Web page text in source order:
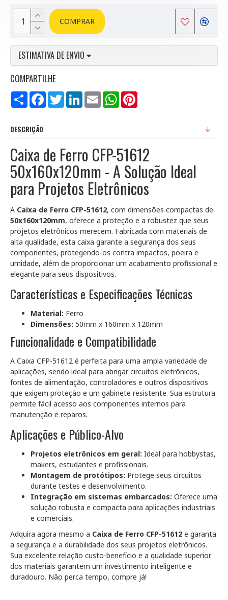
COMPRAR
ESTIMATIVA DE ENVIO
COMPARTILHE
Compartilhar
FacebookTwitterLinkedInEmail WhatsApp
DESCRIÇÃO
Caixa de Ferro CFP-51612
50x160x120mm - A Solução Ideal
para Projetos Eletrônicos
A Caixa de Ferro CFP-51612, com dimensões compactas de
50x160x120mm, oferece a proteção e a robustez que seus
projetos eletrônicos merecem. Fabricada com materiais de
alta qualidade, esta caixa garante a segurança dos seus
componentes, protegendo-os contra impactos, poeira e
umidade, além de proporcionar um acabamento profissional e
elegante para seus dispositivos.
Características e Especificações Técnicas
Material: Ferro
Dimensões: 50mm x 160mm x 120mm
Funcionalidade e Compatibilidade
A Caixa CFP-51612 é perfeita para uma ampla variedade de
aplicações, sendo ideal para abrigar circuitos eletrônicos,
fontes de alimentação, controladores e outros dispositivos
que exigem proteção e um gabinete resistente. Sua estrutura
permite fácil acesso aos componentes internos para
manutenção e reparos.
Aplicações e Público-Alvo
Projetos eletrônicos em geral: Ideal para hobbystas,
makers, estudantes e profissionais.
Montagem de protótipos: Protege seus circuitos
durante testes e desenvolvimento.
Integração em sistemas embarcados: Oferece uma
solução robusta e compacta para aplicações industriais
e comerciais.
Adquira agora mesmo a Caixa de Ferro CFP-51612 e garanta
a segurança e a durabilidade dos seus projetos eletrônicos.
Sua excelente relação custo-benefício e a qualidade superior
dos materiais garantem um investimento inteligente e
duradouro. Não perca tempo, compre já!